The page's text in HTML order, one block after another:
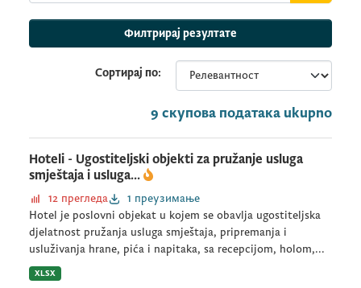
Филтрирај резултате
Сортирај по
9 скупова података ukupno
Hoteli - Ugostiteljski objekti za pružanje usluga
smještaja i usluga...
12 прегледа
1 преузимање
Hotel je poslovni objekat u kojem se obavlja ugostiteljska
djelatnost pružanja usluga smještaja, pripremanja i
usluživanja hrane, pića i napitaka, sa recepcijom, holom,...
XLSX